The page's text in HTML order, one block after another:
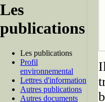
Les
publications
Les publications
Profil
environnemental
Lettres d'information
Autres publications
Autres documents